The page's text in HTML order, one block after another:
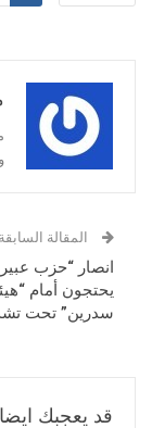
المقالة السابقة
انصار “حزب
يحتجون أمام
سدرين” تحت
قد يعجبك ايضا